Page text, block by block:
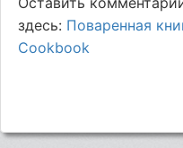
здесь: Поваренная
Cookbook